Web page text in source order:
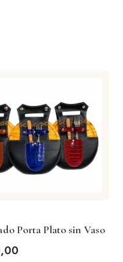
Porta Plato sin Vaso